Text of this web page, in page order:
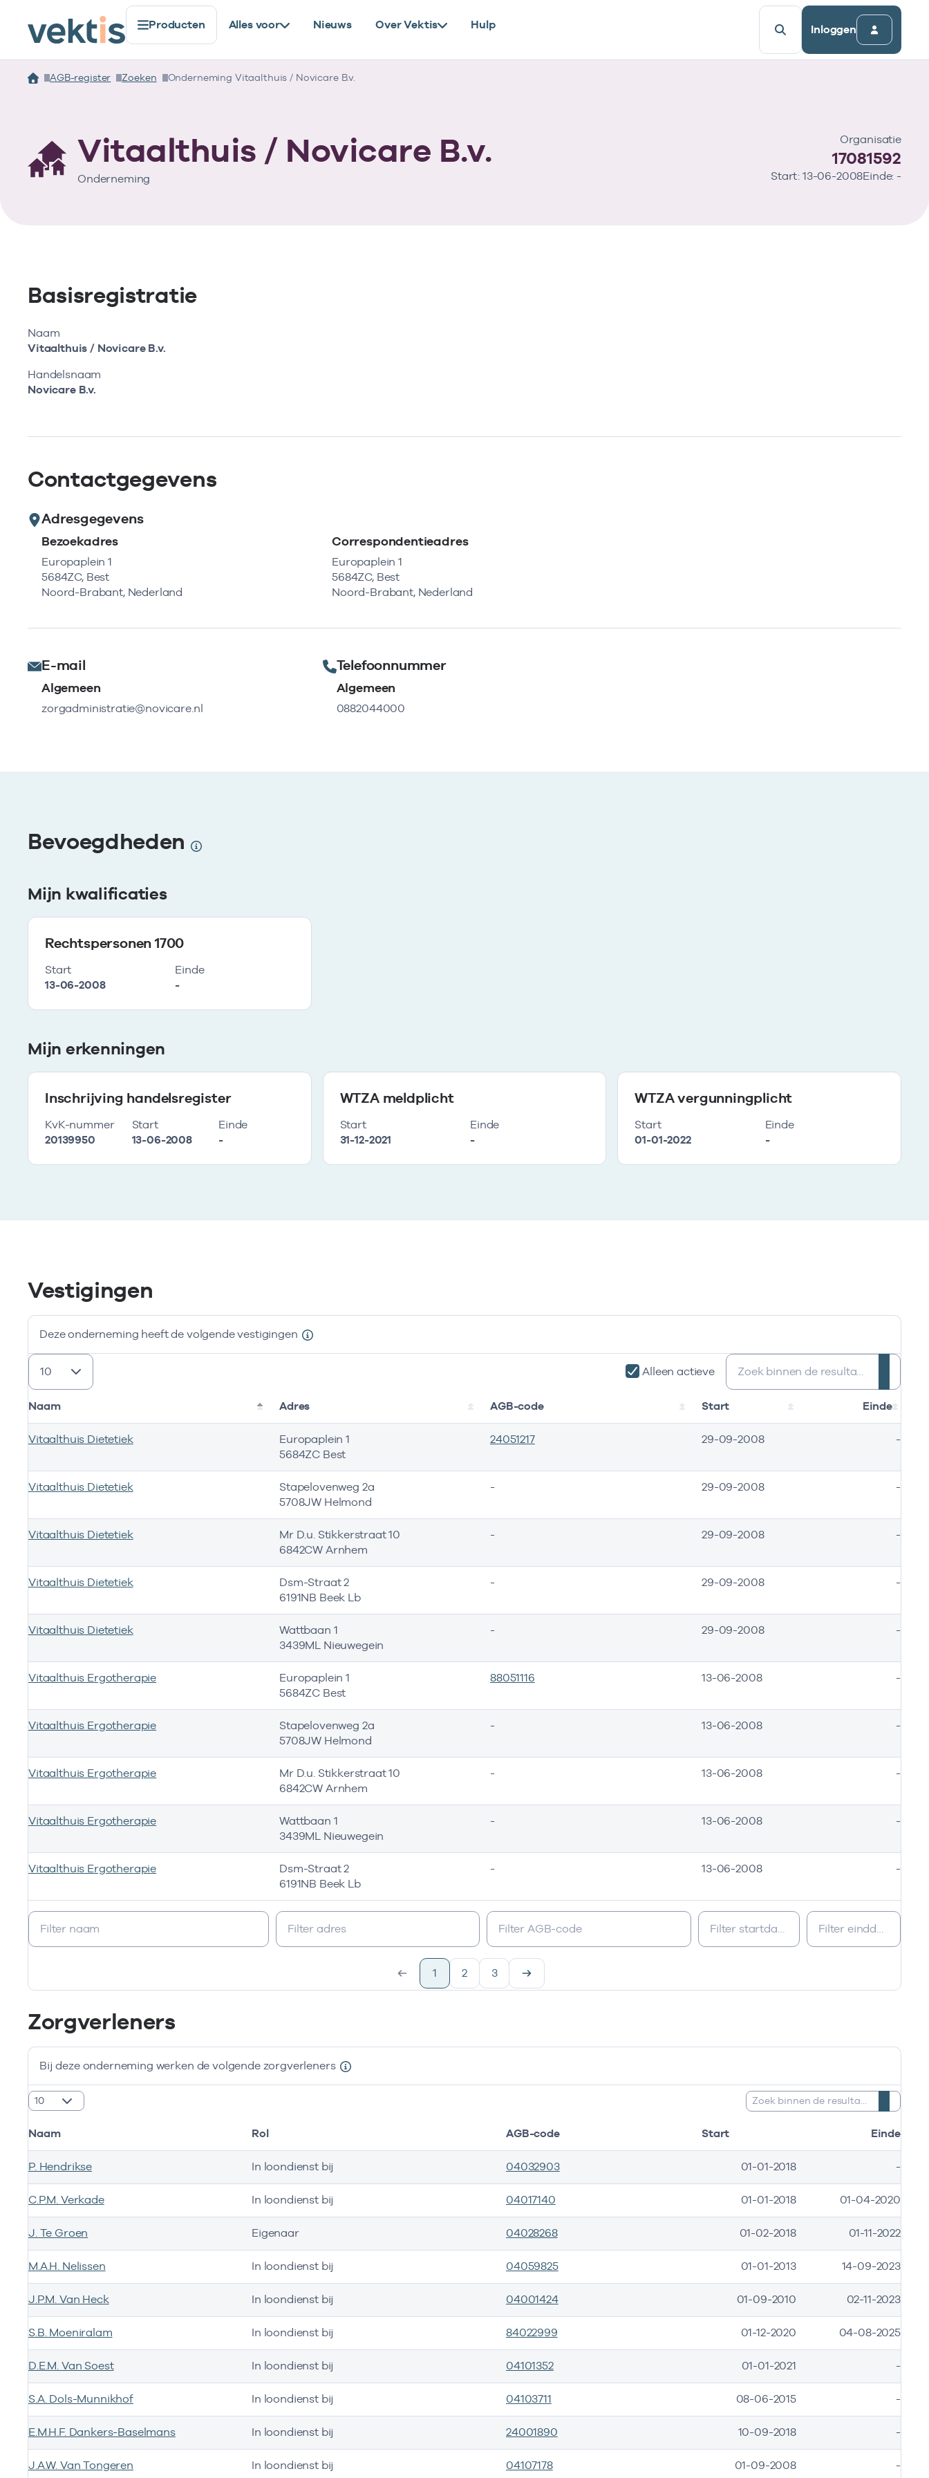
Producten Alles voor Nieuws Over Vektis Hulp Inloggen
AGB-register Zoeken Onderneming Vitaalthuis / Novicare B.v.
Vitaalthuis / Novicare B.v.
Onderneming
Organisatie
17081592
Start: 13-06-2008Einde: -
Basisregistratie
Naam
Vitaalthuis / Novicare B.v.
Handelsnaam
Novicare B.v.
Contactgegevens
Adresgegevens
Bezoekadres
Europaplein 1
5684ZC, Best
Noord-Brabant, Nederland
Correspondentieadres
Europaplein 1
5684ZC, Best
Noord-Brabant, Nederland
E-mail
Algemeen
zorgadministratie@novicare.nl
Telefoonnummer
Algemeen
0882044000
Bevoegdheden
Mijn kwalificaties
Rechtspersonen 1700
Start
13-06-2008
Einde
-
Mijn erkenningen
Inschrijving handelsregister
KvK-nummer
20139950
Start
13-06-2008
Einde
-
WTZA meldplicht
Start
31-12-2021
Einde
-
WTZA vergunningplicht
Start
01-01-2022
Einde
-
Vestigingen
Deze onderneming heeft de volgende vestigingen
Alleen actieve
Zoeken:
Naam Adres AGB-code Start Einde
Vitaalthuis Dietetiek
Europaplein 1
5684ZC Best
24051217 29-09-2008 -
Vitaalthuis Dietetiek
Stapelovenweg 2a
5708JW Helmond
- 29-09-2008 -
Vitaalthuis Dietetiek
Mr D.u. Stikkerstraat 10
6842CW Arnhem
- 29-09-2008 -
Vitaalthuis Dietetiek
Dsm-Straat 2
6191NB Beek Lb
- 29-09-2008 -
Vitaalthuis Dietetiek
Wattbaan 1
3439ML Nieuwegein
- 29-09-2008 -
Vitaalthuis Ergotherapie
Europaplein 1
5684ZC Best
88051116 13-06-2008 -
Vitaalthuis Ergotherapie
Stapelovenweg 2a
5708JW Helmond
- 13-06-2008 -
Vitaalthuis Ergotherapie
Mr D.u. Stikkerstraat 10
6842CW Arnhem
- 13-06-2008 -
Vitaalthuis Ergotherapie
Wattbaan 1
3439ML Nieuwegein
- 13-06-2008 -
Vitaalthuis Ergotherapie
Dsm-Straat 2
6191NB Beek Lb
- 13-06-2008 -
1 2 3
Zorgverleners
Bij deze onderneming werken de volgende zorgverleners
Zoeken:
Naam Rol AGB-code Start Einde
P. Hendrikse In loondienst bij 04032903 01-01-2018 -
C.P.M. Verkade In loondienst bij 04017140 01-01-2018 01-04-2020
J. Te Groen Eigenaar 04028268 01-02-2018 01-11-2022
M.A.H. Nelissen In loondienst bij 04059825 01-01-2013 14-09-2023
J.P.M. Van Heck In loondienst bij 04001424 01-09-2010 02-11-2023
S.B. Moeniralam In loondienst bij 84022999 01-12-2020 04-08-2025
D.E.M. Van Soest In loondienst bij 04101352 01-01-2021 -
S.A. Dols-Munnikhof In loondienst bij 04103711 08-06-2015 -
E.M.H.F. Dankers-Baselmans In loondienst bij 24001890 10-09-2018 -
J.A.W. Van Tongeren In loondienst bij 04107178 01-09-2008 -